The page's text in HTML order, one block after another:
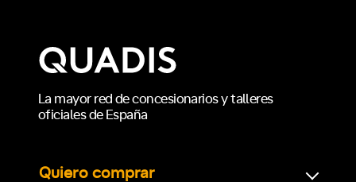
La mayor red de concesionarios y talleres
oficiales de España
Quiero comprar